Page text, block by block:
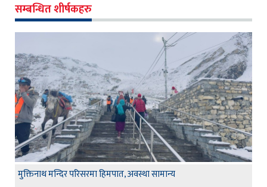
सम्बन्धित शीर्षकहरु
मुक्तिनाथ मन्दिर परिसरमा हिमपात, अवस्था सामान्य